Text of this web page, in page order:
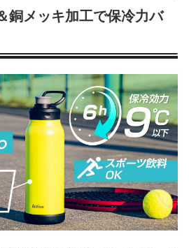
銅メッキ加工で保冷力バ